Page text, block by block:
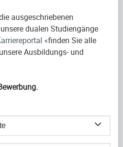
ausgeschriebenen
dualen Studiengänge
finden Sie alle
Ausbildungs- und